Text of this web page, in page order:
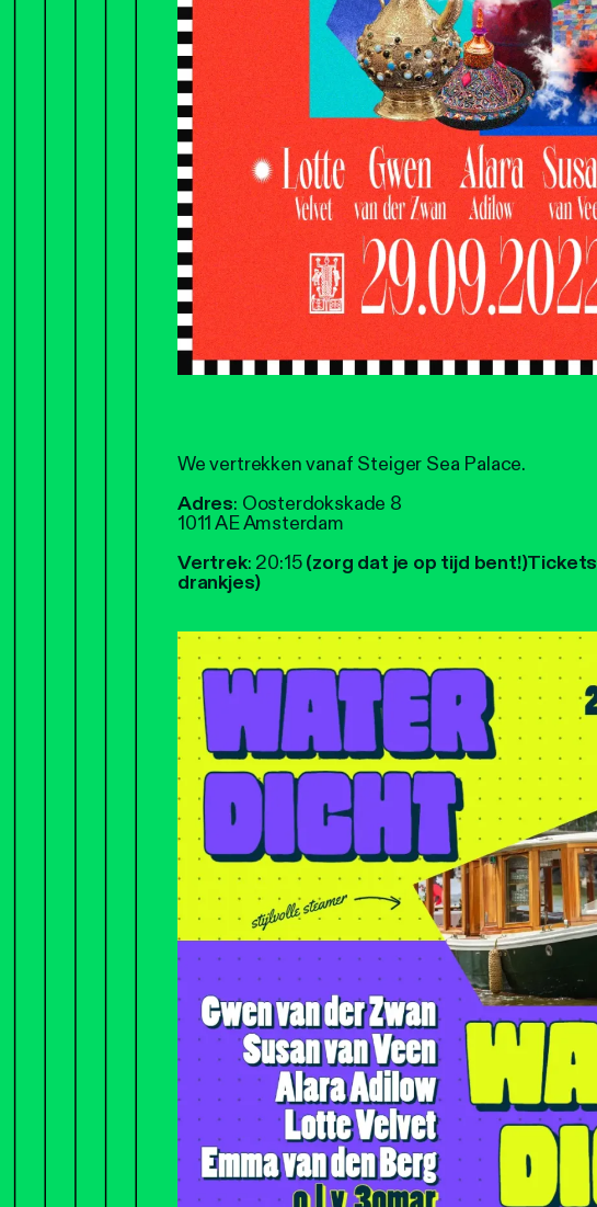
We vertrekken vanaf Steiger Sea Palace.
Adres: Oosterdokskade 8
1011 AE Amsterdam
Vertrek: 20:15(zorg dat je op tijd bent!)Tickets
drankjes)